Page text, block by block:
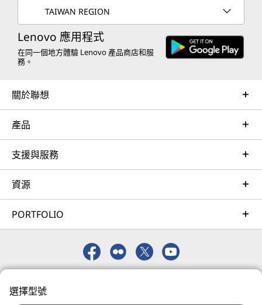
contact. Quarterly health checks ensure ongoing
optimization and business innovation. Lenovo provides
remote active monitoring of hardware in the
customer’s data center, enabling ongoing performance
weeks. Optimized for NVIDIA AI Enterprise and
development and platform readiness for AI
deployment at scale.
TAIWAN REGION
Lenovo 應用程式
在同一個地方體驗 Lenovo 產品商店和服
務。
關於聯想
產品
支援與服務
資源
PORTFOLIO
選擇型號